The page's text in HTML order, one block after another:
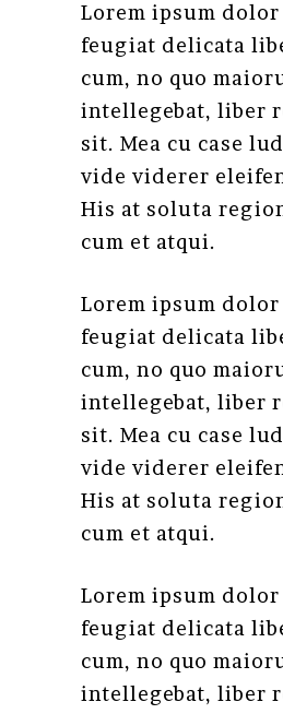
Lorem ipsum dolor
feugiat delicata
cum, no quo
intellegebat, liber
sit. Mea cu case
vide viderer
His at soluta
cum et atqui.
Lorem ipsum dolor
feugiat delicata
cum, no quo
intellegebat, liber
sit. Mea cu case
vide viderer
His at soluta
cum et atqui.
Lorem ipsum dolor
feugiat delicata
cum, no quo
intellegebat, liber